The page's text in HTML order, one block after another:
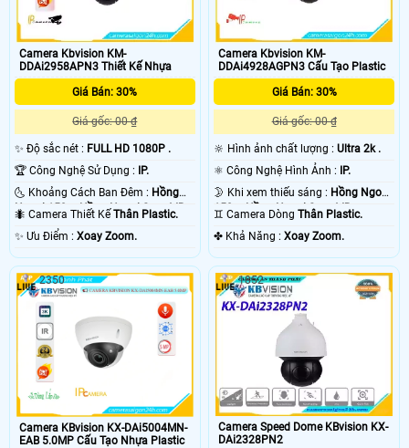
Camera Kbvision KM-
DDAi2958APN3 Thiết Kế Nhựa
Giá Bán: 30%
Giá gốc: 00 ₫
✨ Độ sắc nét : FULL HD 1080P .
🏆 Công Nghệ Sử Dụng : IP.
🌜 Khoảng Cách Ban Đêm : Hồng
Ngoại 150m Hồng Ngoại Smart IR.
🐜 Camera Thiết KếThân Plastic.
️✨ Ưu Điểm : Xoay Zoom.
Camera Kbvision KM-
DDAi4928AGPN3 Cấu Tạo Plastic
Giá Bán: 30%
Giá gốc: 00 ₫
🔆 Hình ảnh chất lượng :Ultra 2k .
⚛️ Công Nghệ Hình Ảnh : IP.
🌛 Khi xem thiếu sáng : Hồng Ngoại
150m Hồng Ngoại Smart IR.
♊ Camera DòngThân Plastic.
️✤ Khả Năng :Xoay Zoom.
Camera KBvision KX-DAi5004MN-
EAB 5.0MP Cấu Tạo Nhựa Plastic
2350
Camera Speed Dome KBvision KX-
DAi2328PN2
1852